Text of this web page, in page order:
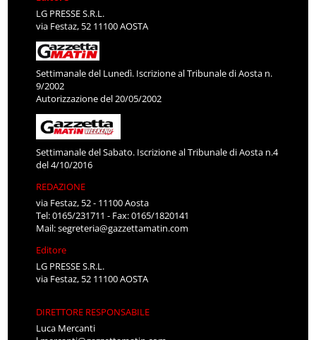
LG PRESSE S.R.L.
via Festaz, 52 11100 AOSTA
Settimanale del Lunedì. Iscrizione al Tribunale di Aosta n.
9/2002
Autorizzazione del 20/05/2002
Settimanale del Sabato. Iscrizione al Tribunale di Aosta n.4
del 4/10/2016
REDAZIONE
via Festaz, 52 - 11100 Aosta
Tel: 0165/231711 - Fax: 0165/1820141
Mail:segreteria@gazzettamatin.com
Editore
LG PRESSE S.R.L.
via Festaz, 52 11100 AOSTA
DIRETTORE RESPONSABILE
Luca Mercanti